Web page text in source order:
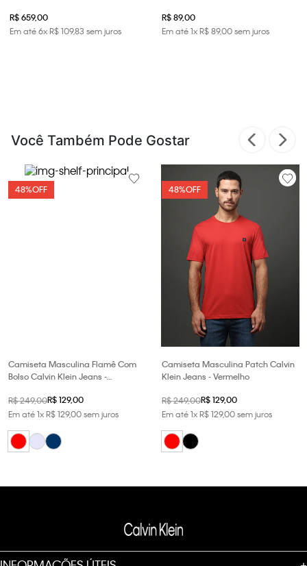
R$ 659,00
Em até6xR$109,83 sem juros
R$ 89,00
Em até1xR$89,00sem juros
Você Também Pode Gostar
48%OFF
Camiseta Masculina Flamê Com
Bolso Calvin Klein Jeans -
R$249,00R$129,00
Em até1xR$129,00sem juros
48%OFF
Camiseta Masculina Patch Calvin
Klein Jeans - Vermelho
R$249,00R$129,00
Em até1xR$129,00sem juros